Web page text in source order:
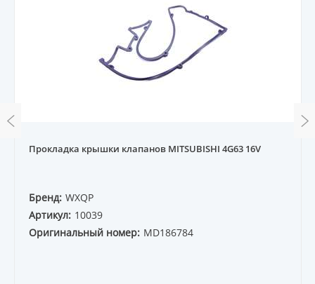
Прокладка крышки клапанов MITSUBISHI 4G63 16V
Бренд: WXQP
Артикул: 10039
Оригинальный номер: MD186784